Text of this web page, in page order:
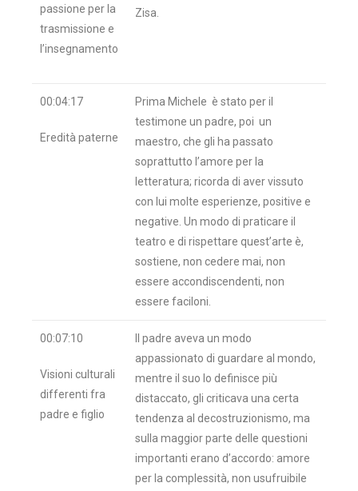
passione per la
trasmissione e
l’insegnamento
Zisa.
00:04:17
Eredità paterne
Prima Michele è stato per il
testimone un padre, poi un
maestro, che gli ha passato
soprattutto l’amore per la
letteratura; ricorda di aver vissuto
con lui molte esperienze, positive e
negative. Un modo di praticare il
teatro e di rispettare quest’arte è,
sostiene, non cedere mai, non
essere accondiscendenti, non
essere faciloni.
00:07:10
Visioni culturali
differenti fra
padre e figlio
Il padre aveva un modo
appassionato di guardare al mondo,
mentre il suo lo definisce più
distaccato, gli criticava una certa
tendenza al decostruzionismo, ma
sulla maggior parte delle questioni
importanti erano d’accordo: amore
per la complessità, non usufruibile